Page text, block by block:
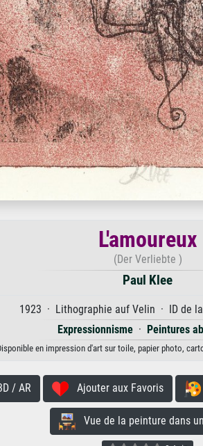
L'amoureux
(Der Verliebte )
Paul Klee
1923 · Lithographie auf Velin · ID de
Expressionnisme · Peintures
en impression d'art sur toile, papier photo,
/ AR Ajouter aux Favoris
Vue de la peinture dans